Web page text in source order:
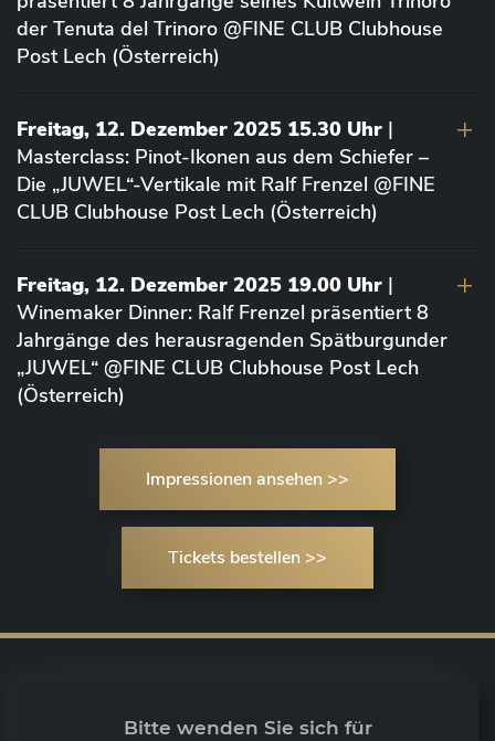
der Tenuta del Trinoro @FINE CLUB Clubhouse
Post Lech (Österreich)
Freitag, 12. Dezember 2025 15.30 Uhr |
Masterclass: Pinot-Ikonen aus dem Schiefer –
Die „JUWEL“-Vertikale mit Ralf Frenzel @FINE
CLUB Clubhouse Post Lech (Österreich)
Freitag, 12. Dezember 2025 19.00 Uhr |
Winemaker Dinner: Ralf Frenzel präsentiert 8
Jahrgänge des herausragenden Spätburgunder
„JUWEL“ @FINE CLUB Clubhouse Post Lech
(Österreich)
Impressionen ansehen >>
Tickets bestellen >>
Bitte wenden Sie sich für